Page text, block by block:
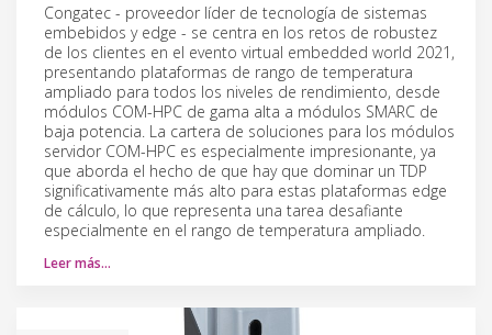
Congatec - proveedor líder de tecnología de sistemas
embebidos y edge - se centra en los retos de robustez
de los clientes en el evento virtual embedded world 2021,
presentando plataformas de rango de temperatura
ampliado para todos los niveles de rendimiento, desde
módulos COM-HPC de gama alta a módulos SMARC de
baja potencia. La cartera de soluciones para los módulos
servidor COM-HPC es especialmente impresionante, ya
que aborda el hecho de que hay que dominar un TDP
significativamente más alto para estas plataformas edge
de cálculo, lo que representa una tarea desafiante
especialmente en el rango de temperatura ampliado.
Leer más…